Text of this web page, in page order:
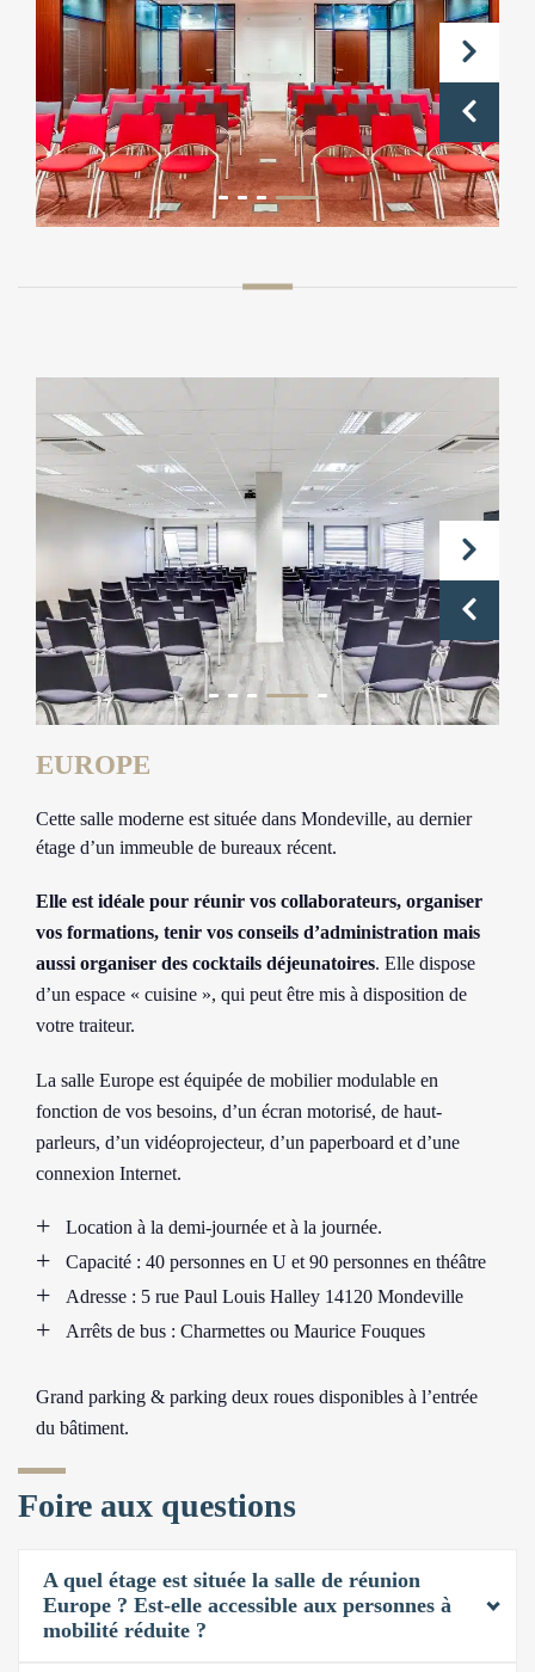
EUROPE
Cette salle moderne est située dans Mondeville, au dernier
étage d’un immeuble de bureaux récent.
Elle est idéale pour réunir vos collaborateurs, organiser
vos formations, tenir vos conseils d’administration mais
aussi organiser des cocktails déjeunatoires. Elle dispose
d’un espace « cuisine », qui peut être mis à disposition de
votre traiteur.
La salle Europe est équipée de mobilier modulable en
fonction de vos besoins, d’un écran motorisé, de haut-
parleurs, d’un vidéoprojecteur, d’un paperboard et d’une
connexion Internet.
Location à la demi-journée et à la journée.
Capacité : 40 personnes en U et 90 personnes en théâtre
Adresse : 5 rue Paul Louis Halley 14120 Mondeville
Arrêts de bus : Charmettes ou Maurice Fouques
Grand parking & parking deux roues disponibles à l’entrée
du bâtiment.
Foire aux questions
A quel étage est située la salle de réunion
Europe ? Est-elle accessible aux personnes à
mobilité réduite ?